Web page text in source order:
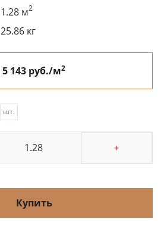
1.28 м2
25.86 кг
5 143 руб./м2
шт.
+
Купить